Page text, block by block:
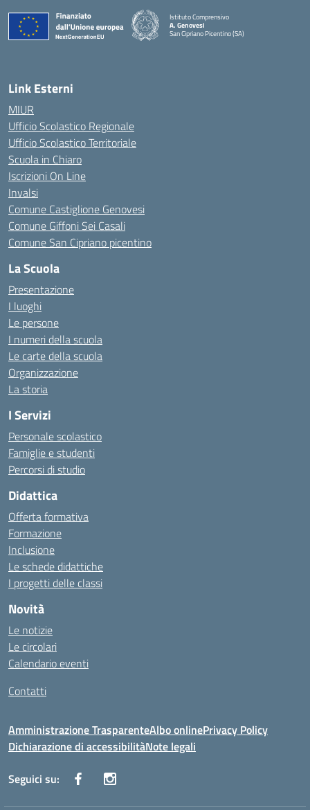
Istituto Comprensivo
A. Genovesi
San Cipriano Picentino (SA)
— Visita la pagina iniziale della scuola
Link Esterni
MIUR
Ufficio Scolastico Regionale
Ufficio Scolastico Territoriale
Scuola in Chiaro
Iscrizioni On Line
Invalsi
Comune Castiglione Genovesi
Comune Giffoni Sei Casali
Comune San Cipriano picentino
La Scuola
Presentazione
I luoghi
Le persone
I numeri della scuola
Le carte della scuola
Organizzazione
La storia
I Servizi
Personale scolastico
Famiglie e studenti
Percorsi di studio
Didattica
Offerta formativa
Formazione
Inclusione
Le schede didattiche
I progetti delle classi
Novità
Le notizie
Le circolari
Calendario eventi
Contatti
Amministrazione TrasparenteAlbo onlinePrivacy Policy
Dichiarazione di accessibilitàNote legali
Seguici su: